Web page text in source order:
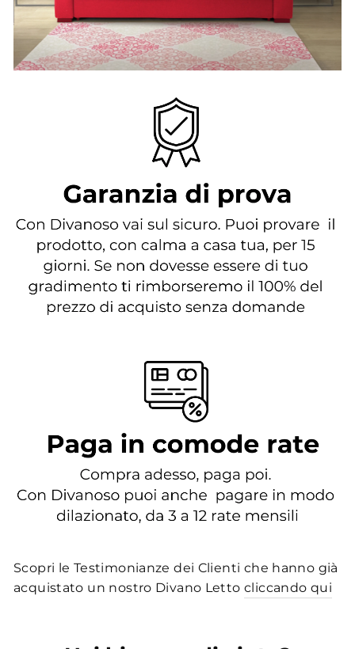
Scopri le Testimonianze dei Clienti che hanno già
acquistato un nostro Divano Lettocliccando qui